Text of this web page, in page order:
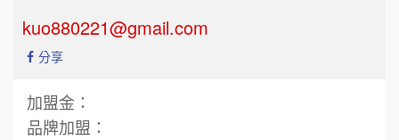
kuo880221@gmail.com
分享
加盟金：
品牌加盟：